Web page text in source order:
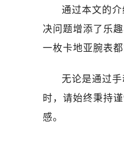
通过本文的
决问题增添了乐
一枚卡地亚腕表
无论是通过
时，请始终秉持
感。